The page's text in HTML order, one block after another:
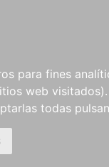
para fines
web visitados).
todas
Y EDICIONES